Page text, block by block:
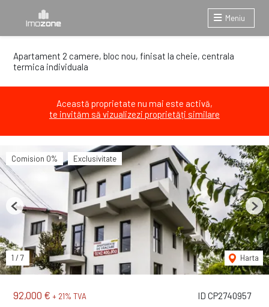
Meniu
Apartament 2 camere, bloc nou, finisat la cheie, centrala
termica individuala
Această proprietate nu mai este activă,
te invităm să vizualizezi proprietăți similare
ID CP2740957
92,000 € + 21% TVA
Comision 0% Exclusivitate
1 / 7 Harta
Previous Next